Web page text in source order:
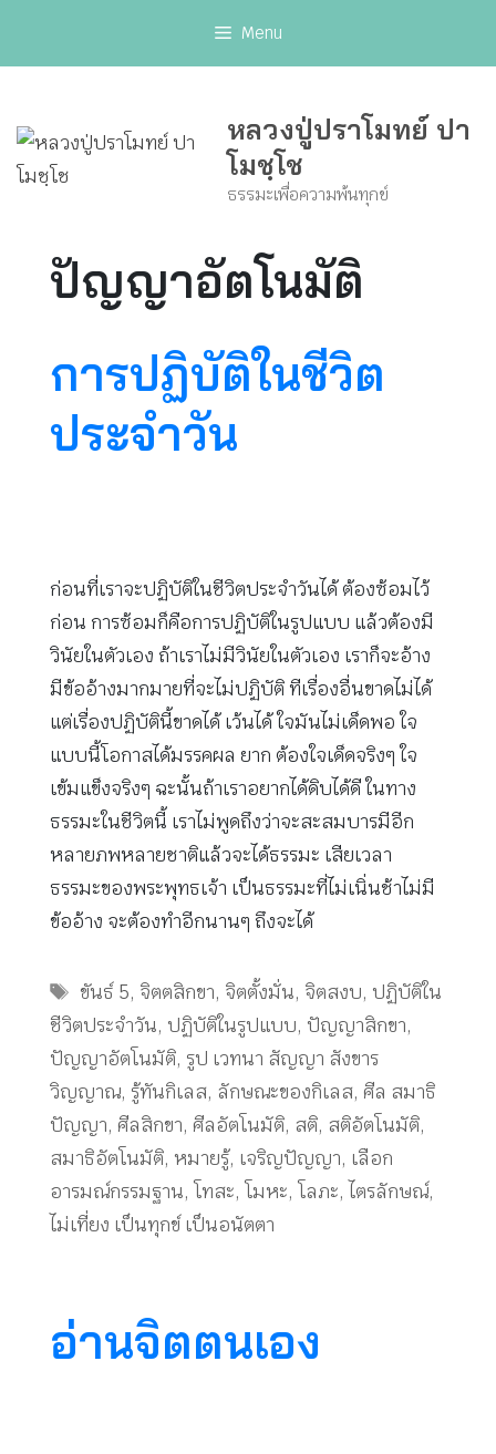
Menu
หลวงปู่ปราโมทย์ ปา
โมชฺโช
ธรรมะเพื่อความพ้นทุกข์
ปัญญาอัตโนมัติ
การปฏิบัติในชีวิต
ประจำวัน
ก่อนที่เราจะปฏิบัติในชีวิตประจำวันได้ ต้องซ้อมไว้
ก่อน การซ้อมก็คือการปฏิบัติในรูปแบบ แล้วต้องมี
วินัยในตัวเอง ถ้าเราไม่มีวินัยในตัวเอง เราก็จะอ้าง
มีข้ออ้างมากมายที่จะไม่ปฏิบัติ ทีเรื่องอื่นขาดไม่ได้
แต่เรื่องปฏิบัตินี้ขาดได้ เว้นได้ ใจมันไม่เด็ดพอ ใจ
แบบนี้โอกาสได้มรรคผล ยาก ต้องใจเด็ดจริงๆ ใจ
เข้มแข็งจริงๆ ฉะนั้นถ้าเราอยากได้ดิบได้ดี ในทาง
ธรรมะในชีวิตนี้ เราไม่พูดถึงว่าจะสะสมบารมีอีก
หลายภพหลายชาติแล้วจะได้ธรรมะ เสียเวลา
ธรรมะของพระพุทธเจ้า เป็นธรรมะที่ไม่เนิ่นช้าไม่มี
ข้ออ้าง จะต้องทำอีกนานๆ ถึงจะได้
Tags
ขันธ์ 5, จิตตสิกขา, จิตตั้งมั่น, จิตสงบ, ปฏิบัติใน
ชีวิตประจำวัน, ปฏิบัติในรูปแบบ, ปัญญาสิกขา,
ปัญญาอัตโนมัติ, รูป เวทนา สัญญา สังขาร
วิญญาณ, รู้ทันกิเลส, ลักษณะของกิเลส, ศีล สมาธิ
ปัญญา, ศีลสิกขา, ศีลอัตโนมัติ, สติ, สติอัตโนมัติ,
สมาธิอัตโนมัติ, หมายรู้, เจริญปัญญา, เลือก
อารมณ์กรรมฐาน, โทสะ, โมหะ, โลภะ, ไตรลักษณ์,
ไม่เที่ยง เป็นทุกข์ เป็นอนัตตา
อ่านจิตตนเอง